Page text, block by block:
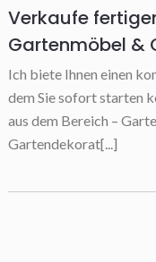
Verkaufe
Gartenmöbel &
Ich biete Ihnen einen
dem Sie sofort starten
aus dem Bereich –
Gartendekorat[...]